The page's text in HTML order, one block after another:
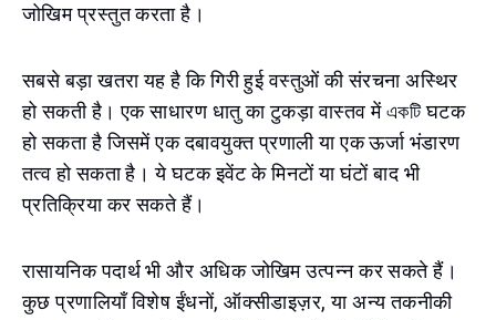
जोखिम प्रस्तुत करता है।
सबसे बड़ा खतरा यह है कि गिरी हुई वस्तुओं की संरचना अस्थिर
हो सकती है। एक साधारण धातु का टुकड़ा वास्तव में একটি घटक
हो सकता है जिसमें एक दबावयुक्त प्रणाली या एक ऊर्जा भंडारण
तत्व हो सकता है। ये घटक इवेंट के मिनटों या घंटों बाद भी
प्रतिक्रिया कर सकते हैं।
रासायनिक पदार्थ भी और अधिक जोखिम उत्पन्न कर सकते हैं।
कुछ प्रणालियाँ विशेष ईंधनों, ऑक्सीडाइज़र, या अन्य तकनीकी